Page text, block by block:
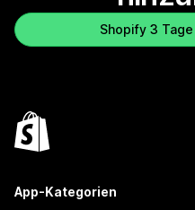
Shopify 3
App-Kategorien